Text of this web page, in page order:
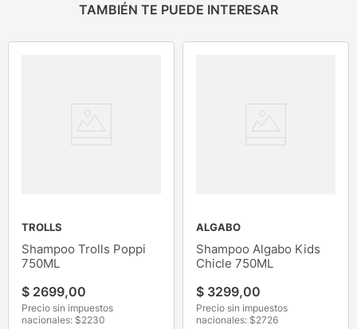
TAMBIÉN TE PUEDE INTERESAR
TROLLS
Shampoo Trolls Poppi
750ML
$ 2699,00
Precio sin impuestos
nacionales: $2230
ALGABO
Shampoo Algabo Kids
Chicle 750ML
$ 3299,00
Precio sin impuestos
nacionales: $2726